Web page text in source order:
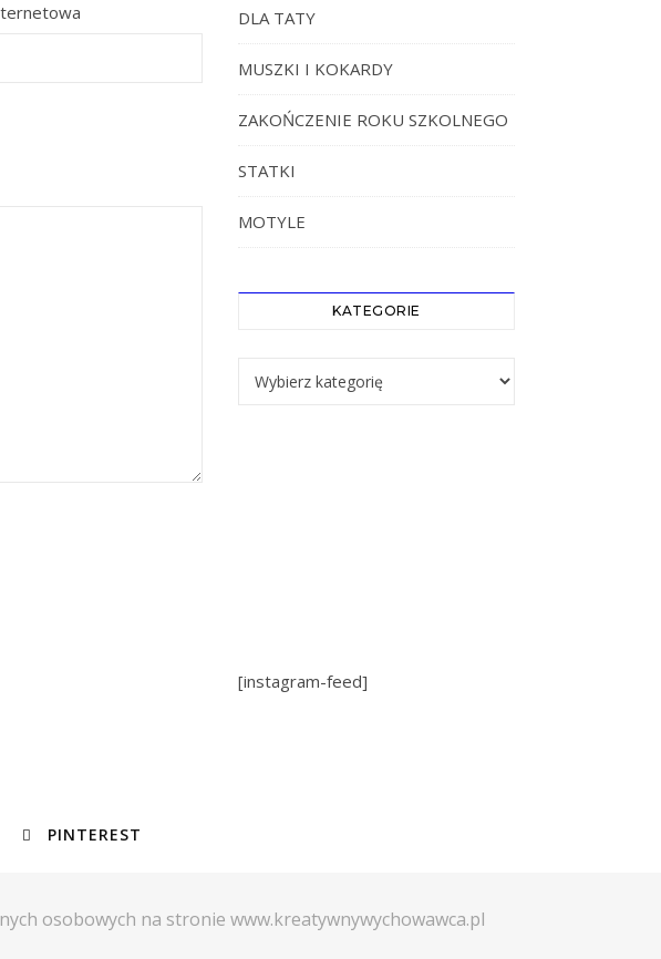
DLA TATY
MUSZKI I KOKARDY
ZAKOŃCZENIE ROKU SZKOLNEGO
STATKI
MOTYLE
KATEGORIE
Kategorie
[instagram-feed]
PINTEREST
osobowych na stronie www.kreatywnywychowawca.pl